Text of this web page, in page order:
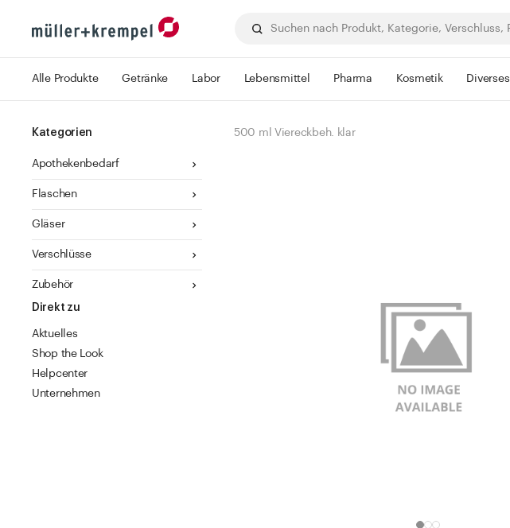
Alle Produkte Getränke Labor Lebensmittel Pharma Kosmetik Diverses
Kategorien
Apothekenbedarf
Flaschen
Gläser
Verschlüsse
Zubehör
Direkt zu
Aktuelles
Shop the Look
Helpcenter
Unternehmen
500 ml Viereckbeh. klar